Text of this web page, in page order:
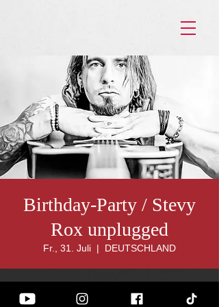
Birthday-Party / Stevy
Rox unplugged
Fr., 31. Juli
  |
DEUTSCHLAND